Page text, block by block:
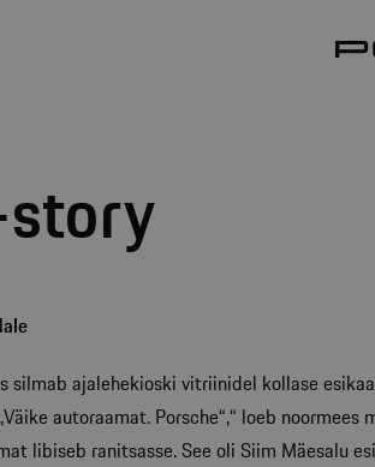
silmab ajalehekioski vitriinidel kollase
autoraamat. Porsche“,“ loeb
libiseb ranitsasse. See oli Siim Mäesalu